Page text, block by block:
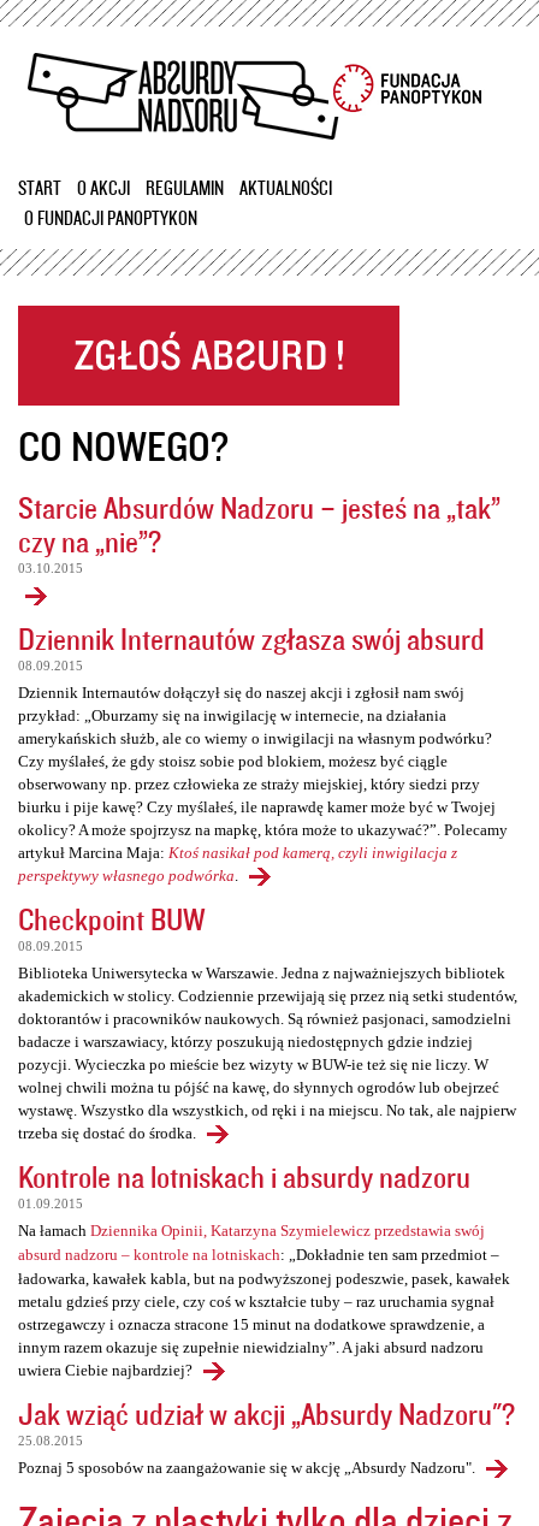
Przejdź
treści
START O AKCJI REGULAMIN
AKTUALNOŚCI
O FUNDACJI PANOPTYKON
CO NOWEGO?
Starcie Absurdów Nadzoru – jesteś na „tak”
czy na „nie”?
03.10.2015
Dziennik Internautów zgłasza swój absurd
08.09.2015
Dziennik Internautów dołączył się do naszej akcji i zgłosił nam swój
przykład: „Oburzamy się na inwigilację w internecie, na działania
amerykańskich służb, ale co wiemy o inwigilacji na własnym podwórku?
Czy myślałeś, że gdy stoisz sobie pod blokiem, możesz być ciągle
obserwowany np. przez człowieka ze straży miejskiej, który siedzi przy
biurku i pije kawę? Czy myślałeś, ile naprawdę kamer może być w Twojej
okolicy? A może spojrzysz na mapkę, która może to ukazywać?”. Polecamy
artykuł Marcina Maja: Ktoś nasikał pod kamerą, czyli inwigilacja z
perspektywy własnego podwórka
Checkpoint BUW
08.09.2015
Biblioteka Uniwersytecka w Warszawie. Jedna z najważniejszych bibliotek
akademickich w stolicy. Codziennie przewijają się przez nią setki studentów,
doktorantów i pracowników naukowych. Są również pasjonaci, samodzielni
badacze i warszawiacy, którzy poszukują niedostępnych gdzie indziej
pozycji. Wycieczka po mieście bez wizyty w BUW-ie też się nie liczy. W
wolnej chwili można tu pójść na kawę, do słynnych ogrodów lub obejrzeć
wystawę. Wszystko dla wszystkich, od ręki i na miejscu. No tak, ale najpierw
trzeba się dostać do środka.
Kontrole na lotniskach i absurdy nadzoru
01.09.2015
Na łamach Dziennika Opinii, Katarzyna Szymielewicz przedstawia swój
absurd nadzoru – kontrole na lotniskach: „Dokładnie ten sam przedmiot –
ładowarka, kawałek kabla, but na podwyższonej podeszwie, pasek, kawałek
metalu gdzieś przy ciele, czy coś w kształcie tuby – raz uruchamia sygnał
ostrzegawczy i oznacza stracone 15 minut na dodatkowe sprawdzenie, a
innym razem okazuje się zupełnie niewidzialny”. A jaki absurd nadzoru
uwiera Ciebie najbardziej?
Jak wziąć udział w akcji „Absurdy Nadzoru"?
25.08.2015
Poznaj 5 sposobów na zaangażowanie się w akcję „Absurdy Nadzoru".